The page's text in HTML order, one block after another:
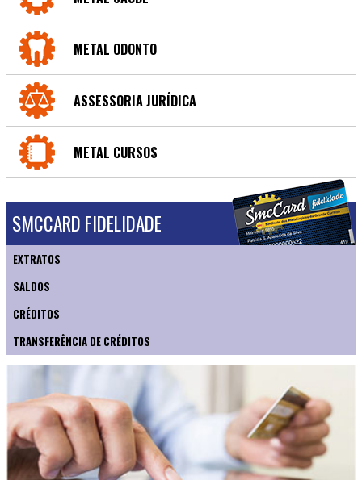
METAL ODONTO
ASSESSORIA JURÍDICA
METAL CURSOS
SMCCARD FIDELIDADE
EXTRATOS
SALDOS
CRÉDITOS
TRANSFERÊNCIA DE CRÉDITOS